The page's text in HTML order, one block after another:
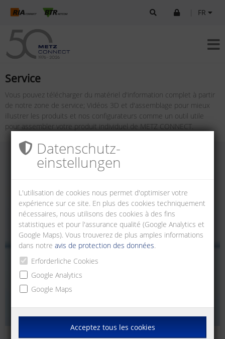
FR
Service
Vous pouvez télécharger du matériel d'information complet à partir
de notre zone de service; Vidéos 3D et d'assemblage pour mieux
illustrer les produits et nos configurateurs comme un outil utile
pour assembler votre produit individuel de METZ CONNECT.
Datenschutz­
einstellungen
L'utilisation de cookies nous permet d'optimiser votre
expérience sur ce site. En plus des cookies techniquement
nécessaires, nous utilisons des cookies à des fins
statistiques et pour l'assurance qualité (Google Analytics et
Google Maps). Vous trouverez de plus amples informations
dans notreavis de protection des données.
Erforderliche Cookies
Google Analytics
Google Maps
Acceptez tous les cookies